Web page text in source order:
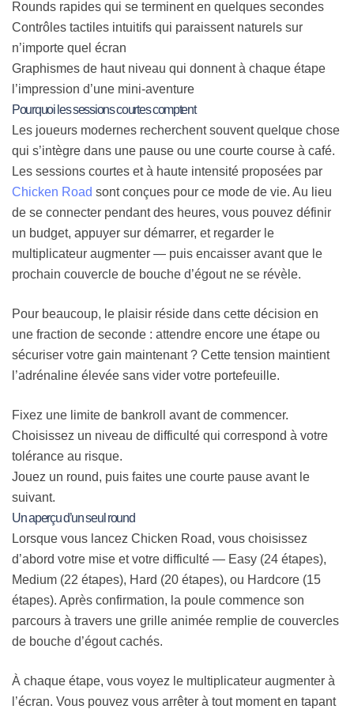
Rounds rapides qui se terminent en quelques secondes
Contrôles tactiles intuitifs qui paraissent naturels sur
n’importe quel écran
Graphismes de haut niveau qui donnent à chaque étape
l’impression d’une mini‑aventure
Pourquoi les sessions courtes comptent
Les joueurs modernes recherchent souvent quelque chose
qui s’intègre dans une pause ou une courte course à café.
Les sessions courtes et à haute intensité proposées par
Chicken Road sont conçues pour ce mode de vie. Au lieu
de se connecter pendant des heures, vous pouvez définir
un budget, appuyer sur démarrer, et regarder le
multiplicateur augmenter — puis encaisser avant que le
prochain couvercle de bouche d’égout ne se révèle.
Pour beaucoup, le plaisir réside dans cette décision en
une fraction de seconde : attendre encore une étape ou
sécuriser votre gain maintenant ? Cette tension maintient
l’adrénaline élevée sans vider votre portefeuille.
Fixez une limite de bankroll avant de commencer.
Choisissez un niveau de difficulté qui correspond à votre
tolérance au risque.
Jouez un round, puis faites une courte pause avant le
suivant.
Un aperçu d’un seul round
Lorsque vous lancez Chicken Road, vous choisissez
d’abord votre mise et votre difficulté — Easy (24 étapes),
Medium (22 étapes), Hard (20 étapes), ou Hardcore (15
étapes). Après confirmation, la poule commence son
parcours à travers une grille animée remplie de couvercles
de bouche d’égout cachés.
À chaque étape, vous voyez le multiplicateur augmenter à
l’écran. Vous pouvez vous arrêter à tout moment en tapant